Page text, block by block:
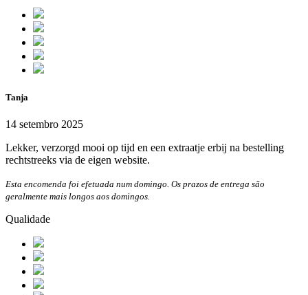
Tanja
14 setembro 2025
Lekker, verzorgd mooi op tijd en een extraatje erbij na bestelling
rechtstreeks via de eigen website.
Esta encomenda foi efetuada num domingo. Os prazos de entrega são
geralmente mais longos aos domingos.
Qualidade